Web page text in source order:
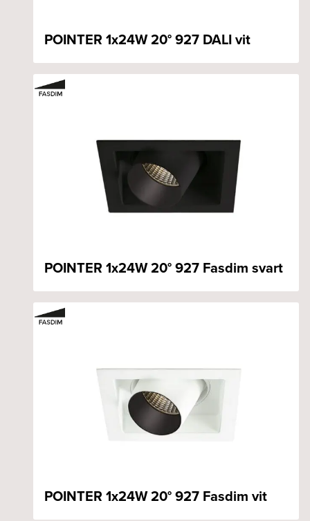
POINTER 1x24W 20° 927 DALI vit
POINTER 1x24W 20° 927 Fasdim svart
POINTER 1x24W 20° 927 Fasdim vit